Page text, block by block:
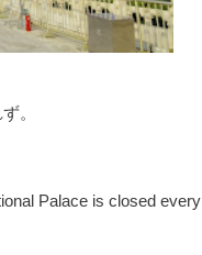
。
Palace is closed every